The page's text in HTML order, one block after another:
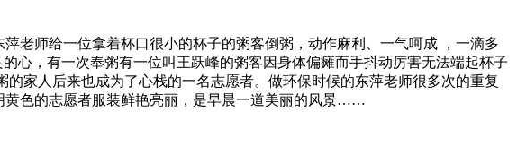
老师给一位拿着杯口很小的杯子的粥客倒粥，动作麻利、一气呵成 ，一滴多
心，有一次奉粥有一位叫王跃峰的粥客因身体偏瘫而手抖动厉害无法端起杯子
家人后来也成为了心栈的一名志愿者。做环保时候的东萍老师很多次的重复
色的志愿者服装鲜艳亮丽，是早晨一道美丽的风景……